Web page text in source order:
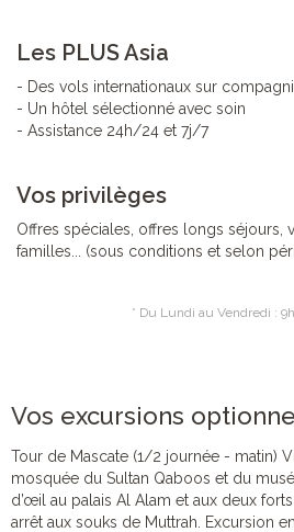
Les PLUS Asia
- Des vols internationaux sur
- Un hôtel sélectionné avec soin
- Assistance 24h/24 et 7j/7
Vos privilèges
Offres spéciales, offres longs séjours,
familles... (sous conditions et selon
* Du Lundi au Vendredi :
Vos excursions
Tour de Mascate (1/2 journée - matin)
mosquée du Sultan Qaboos et du
d’œil au palais Al Alam et aux deux
arrêt aux souks de Muttrah. Excursion